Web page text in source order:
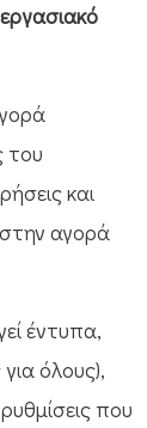
του
και
αγορά
έντυπα,
για όλους),
που